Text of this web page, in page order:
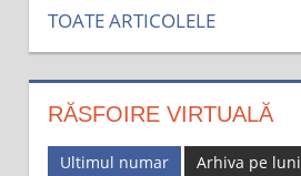
TOATE ARTICOLELE
RĂSFOIRE VIRTUALĂ
Ultimul numar Arhiva pe luni